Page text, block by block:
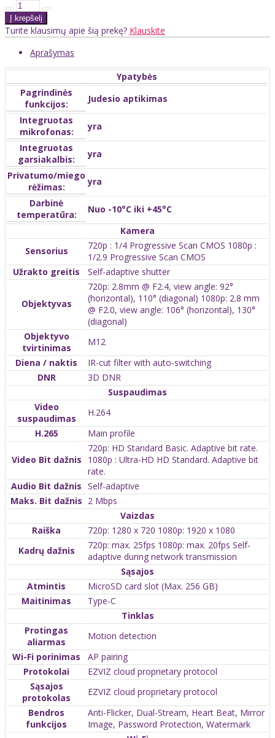
Turite klausimų apie šią prekę? Klauskite
Aprašymas
Ypatybės
Pagrindinės
funkcijos:
Judesio aptikimas
Integruotas
mikrofonas:
yra
Integruotas
garsiakalbis:
yra
Privatumo/miego
rėžimas:
yra
Darbinė
temperatūra:
Nuo -10°C iki +45°C
Kamera
Sensorius
720p : 1/4 Progressive Scan CMOS 1080p :
1/2.9 Progressive Scan CMOS
Užrakto greitis
Self-adaptive shutter
Objektyvas
720p: 2.8mm @ F2.4, view angle: 92°
(horizontal), 110° (diagonal) 1080p: 2.8 mm
@ F2.0, view angle: 106° (horizontal), 130°
(diagonal)
Objektyvo
tvirtinimas
M12
Diena / naktis
IR-cut filter with auto-switching
DNR
3D DNR
Suspaudimas
Video
suspaudimas
H.264
H.265
Main profile
Video Bit dažnis
720p: HD Standard Basic. Adaptive bit rate.
1080p : Ultra-HD HD Standard. Adaptive bit
rate.
Audio Bit dažnis Self-adaptive
Maks. Bit dažnis 2 Mbps
Vaizdas
Raiška
720p: 1280 x 720 1080p: 1920 x 1080
Kadrų dažnis
720p: max. 25fps 1080p: max. 20fps Self-
adaptive during network transmission
Sąsajos
Atmintis
MicroSD card slot (Max. 256 GB)
Maitinimas
Type-C
Tinklas
Protingas
aliarmas
Motion detection
Wi-Fi porinimas
AP pairing
Protokolai
EZVIZ cloud proprietary protocol
Sąsajos
protokolas
EZVIZ cloud proprietary protocol
Bendros
funkcijos
Anti-Flicker, Dual-Stream, Heart Beat, Mirror
Image, Password Protection, Watermark